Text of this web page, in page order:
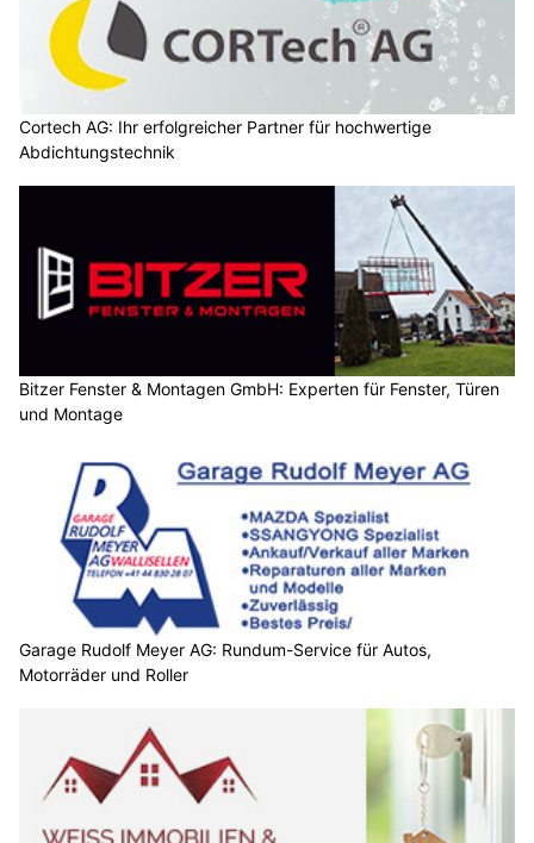
Cortech AG: Ihr erfolgreicher Partner für hochwertige
Abdichtungstechnik
Bitzer Fenster & Montagen GmbH: Experten für Fenster, Türen
und Montage
Garage Rudolf Meyer AG: Rundum-Service für Autos,
Motorräder und Roller